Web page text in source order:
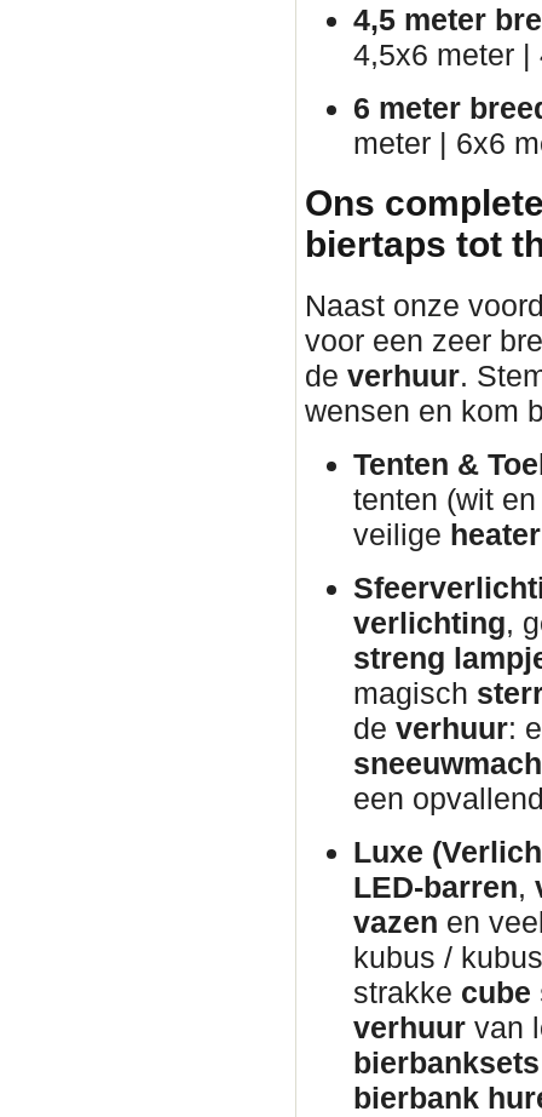
4,5 meter
4,5x6 meter |
6 meter
meter | 6x6
Ons
biertaps tot
Naast onze
voor een zeer
de verhuur.
wensen en kom
Tenten &
tenten (wit
veilige
verlichting,
streng
magisch
de verhuur:
een
Luxe
LED-barren,
vazen en
kubus /
strakke cube
verhuur van
bierbanksets
bierbank